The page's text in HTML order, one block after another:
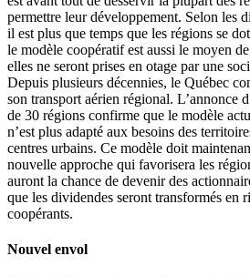
permettre leur développement. Selon les
il est plus que temps que les régions se
le modèle coopératif est aussi le moyen
elles ne seront prises en otage par une
Depuis plusieurs décennies, le Québec
son transport aérien régional. L’annonce
de 30 régions confirme que le modèle
n’est plus adapté aux besoins des
centres urbains. Ce modèle doit
nouvelle approche qui favorisera les
auront la chance de devenir des
que les dividendes seront transformés en
coopérants.
Nouvel envol